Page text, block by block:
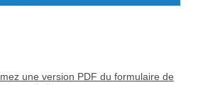
une version PDF du formulaire de